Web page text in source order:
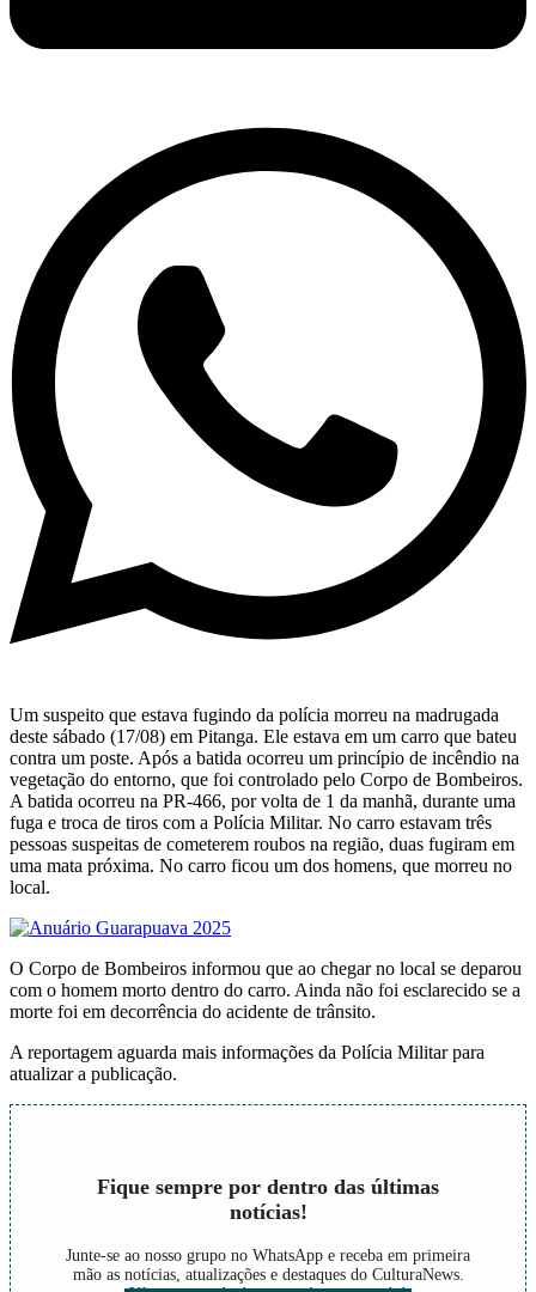
Um suspeito que estava fugindo da polícia morreu na madrugada
deste sábado (17/08) em Pitanga. Ele estava em um carro que bateu
contra um poste. Após a batida ocorreu um princípio de incêndio na
vegetação do entorno, que foi controlado pelo Corpo de Bombeiros.
A batida ocorreu na PR-466, por volta de 1 da manhã, durante uma
fuga e troca de tiros com a Polícia Militar. No carro estavam três
pessoas suspeitas de cometerem roubos na região, duas fugiram em
uma mata próxima. No carro ficou um dos homens, que morreu no
local.
O Corpo de Bombeiros informou que ao chegar no local se deparou
com o homem morto dentro do carro. Ainda não foi esclarecido se a
morte foi em decorrência do acidente de trânsito.
A reportagem aguarda mais informações da Polícia Militar para
atualizar a publicação.
Fique sempre por dentro das últimas
notícias!
Junte-se ao nosso grupo no WhatsApp e receba em primeira
mão as notícias, atualizações e destaques do CulturaNews.